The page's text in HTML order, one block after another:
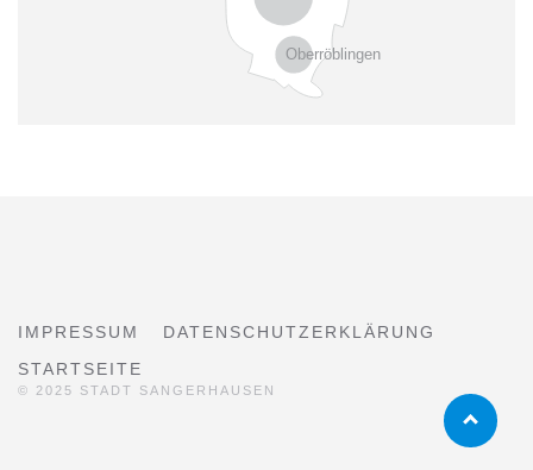
Oberröblingen
IMPRESSUM
DATENSCHUTZERKLÄRUNG
STARTSEITE
© 2025 STADT SANGERHAUSEN